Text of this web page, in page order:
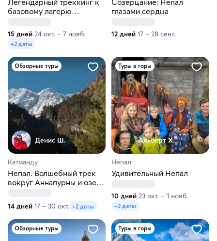
Легендарный треккинг к
базовому лагерю
15 дней 24 окт. – 7 нояб.
+2 даты
Созерцание: Непал
глазами сердца
12 дней 17 – 28 сент.
Обзорные туры
Денис Ш.
Катманду
Непал. Волшебный трек
вокруг Аннапурны и озеро
14 дней 17 – 30 окт. +2 даты
Туры в горы
Альберт Х.
Непал
Удивительный Непал
10 дней 23 окт. – 1 нояб.
+2 даты
Обзорные туры Туры в горы